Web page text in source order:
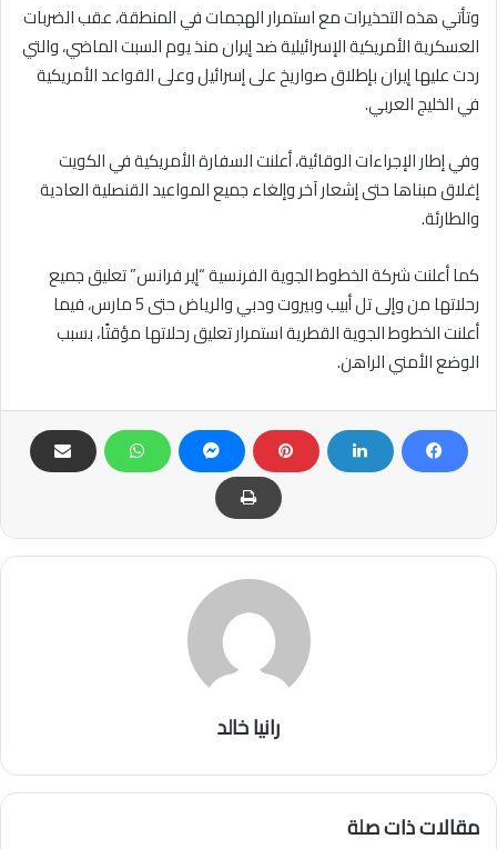
وتأتي هذه التحذيرات مع استمرار الهجمات في المنطقة، عقب الضربات
العسكرية الأمريكية الإسرائيلية ضد إيران منذ يوم السبت الماضي، والتي
ردت عليها إيران بإطلاق صواريخ على إسرائيل وعلى القواعد الأمريكية
في الخليج العربي.
وفي إطار الإجراءات الوقائية، أعلنت السفارة الأمريكية في الكويت
إغلاق مبناها حتى إشعار آخر وإلغاء جميع المواعيد القنصلية العادية
والطارئة.
كما أعلنت شركة الخطوط الجوية الفرنسية “إير فرانس” تعليق جميع
رحلاتها من وإلى تل أبيب وبيروت ودبي والرياض حتى 5 مارس، فيما
أعلنت الخطوط الجوية القطرية استمرار تعليق رحلاتها مؤقتًا، بسبب
الوضع الأمني الراهن.
رانيا خالد
مقالات ذات صلة